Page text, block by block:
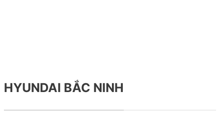
HYUNDAI BẮC NINH